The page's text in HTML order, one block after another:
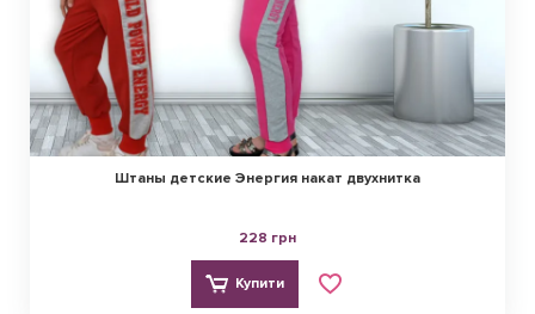
Штаны детские Энергия накат двухнитка
228 грн
Купити